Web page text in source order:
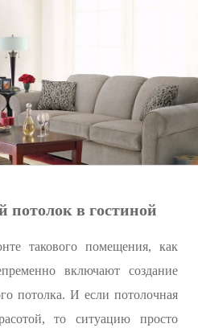
потолок в гостиной
такового помещения, как
включают создание
потолка. И если потолочная
то ситуацию просто